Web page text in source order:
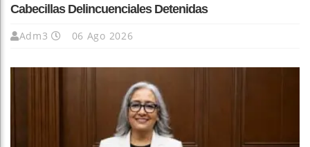
Cabecillas Delincuenciales Detenidas
Adm3 06 Ago 2026